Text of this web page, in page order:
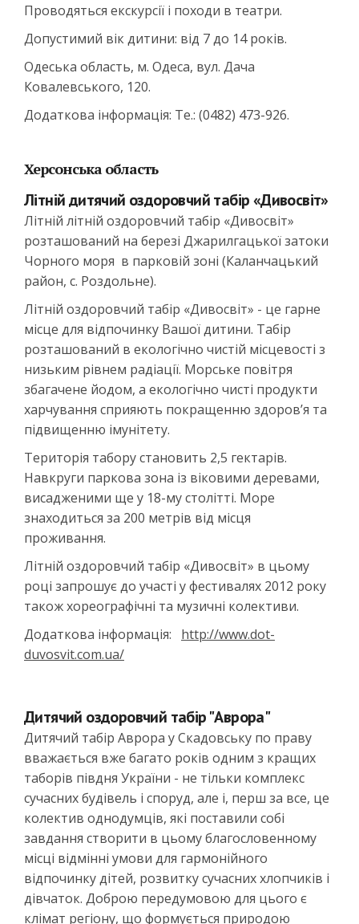
Проводяться екскурсії і походи в театри.
Допустимий вік дитини: від 7 до 14 років.
Одеська область, м. Одеса, вул. Дача
Ковалевського, 120.
Додаткова інформація: Те.: (0482) 473-926.
Херсонська область
Літній дитячий оздоровчий табір «Дивосвіт»
Літній літній оздоровчий табір «Дивосвіт»
розташований на березі Джарилгацької затоки
Чорного моря в парковій зоні (Каланчацький
район, с. Роздольне).
Літній оздоровчий табір «Дивосвіт» - це гарне
місце для відпочинку Вашої дитини. Табір
розташований в екологічно чистій місцевості з
низьким рівнем радіації. Морське повітря
збагачене йодом, а екологічно чисті продукти
харчування сприяють покращенню здоров’я та
підвищенню імунітету.
Територія табору становить 2,5 гектарів.
Навкруги паркова зона із віковими деревами,
висадженими ще у 18-му столітті. Море
знаходиться за 200 метрів від місця
проживання.
Літній оздоровчий табір «Дивосвіт» в цьому
році запрошує до участі у фестивалях 2012 року
також хореографічні та музичні колективи.
Додаткова інформація: http://www.dot-
duvosvit.com.ua/
Дитячий оздоровчий табір "Аврора"
Дитячий табір Аврора у Скадовську по праву
вважається вже багато років одним з кращих
таборів півдня України - не тільки комплекс
сучасних будівель і споруд, але і, перш за все, це
колектив однодумців, які поставили собі
завдання створити в цьому благословенному
місці відмінні умови для гармонійного
відпочинку дітей, розвитку сучасних хлопчиків і
дівчаток. Доброю передумовою для цього є
клімат регіону, що формується природою